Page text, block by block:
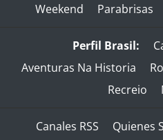
Weekend
Parabrisas
Perfil Brasil:
Aventuras Na Historia
Recreio
Canales RSS Quienes